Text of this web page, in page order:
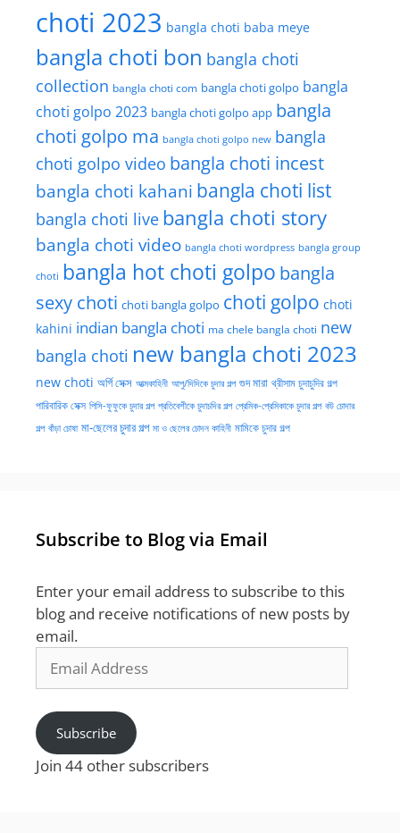
choti 2023 bangla choti baba meye
bangla choti bon bangla choti
collection bangla choti com bangla choti golpo bangla
choti golpo 2023 bangla choti golpo app bangla
choti golpo ma bangla choti golpo new bangla
choti golpo video bangla choti incest
bangla choti kahani bangla choti list
bangla choti live bangla choti story
bangla choti video bangla choti wordpress bangla group
choti bangla hot choti golpo bangla
sexy choti choti bangla golpo choti golpo choti
kahini indian bangla choti ma chele bangla choti new
bangla choti new bangla choti 2023
new choti অর্গি সেক্স আত্মকাহিনী আপু/দিদিকে চুদার গল্প গুদ মারা থ্রীসাম চুদাচুদির গল্প
পারিবারিক সেক্স পিসি-ফুফুকে চুদার গল্প প্রতিবেশীকে চুদাচদির গল্প প্রেমিক-প্রেমিকাকে চুদার গল্প বউ চোদার
গল্প বাঁড়া চোষা মা-ছেলের চুদার গল্প মা ও ছেলের চোদন কাহিনী মামিকে চুদার গল্প
Subscribe to Blog via Email
Enter your email address to subscribe to this
blog and receive notifications of new posts by
email.
Address
Subscribe
Join 44 other subscribers